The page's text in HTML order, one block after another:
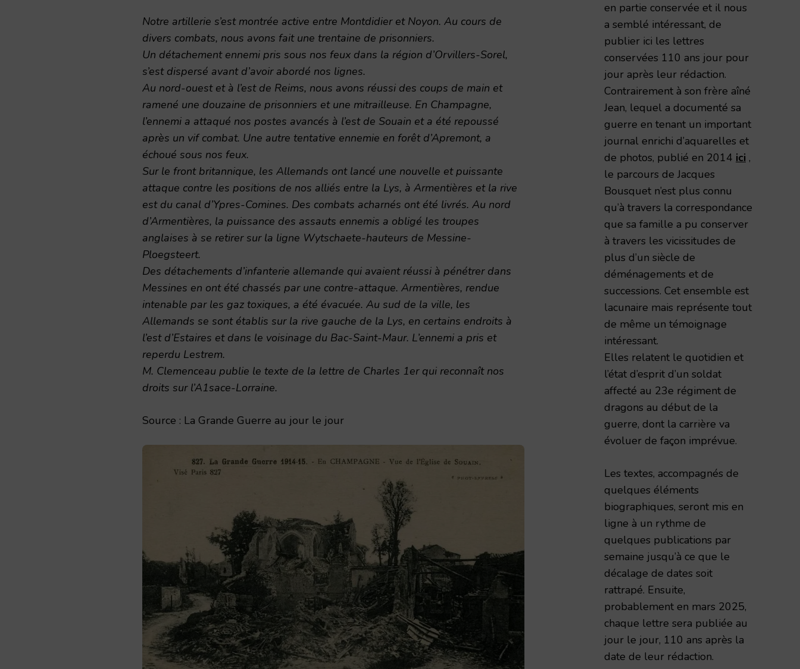
Notre artillerie s’est montrée active entre Montdidier et Noyon. Au cours de
divers combats, nous avons fait une trentaine de prisonniers.
Un détachement ennemi pris sous nos feux dans la région d’Orvillers-Sorel,
s’est dispersé avant d’avoir abordé nos lignes.
Au nord-ouest et à l’est de Reims, nous avons réussi des coups de main et
ramené une douzaine de prisonniers et une mitrailleuse. En Champagne,
l’ennemi a attaqué nos postes avancés à l’est de Souain et a été repoussé
après un vif combat. Une autre tentative ennemie en forêt d’Apremont, a
échoué sous nos feux.
Sur le front britannique, les Allemands ont lancé une nouvelle et puissante
attaque contre les positions de nos alliés entre la Lys, à Armentières et la rive
est du canal d’Ypres-Comines. Des combats acharnés ont été livrés. Au nord
d’Armentières, la puissance des assauts ennemis a obligé les troupes
anglaises à se retirer sur la ligne Wytschaete-hauteurs de Messine-
Ploegsteert.
Des détachements d’infanterie allemande qui avaient réussi à pénétrer dans
Messines en ont été chassés par une contre-attaque. Armentières, rendue
intenable par les gaz toxiques, a été évacuée. Au sud de la ville, les
Allemands se sont établis sur la rive gauche de la Lys, en certains endroits à
l’est d’Estaires et dans le voisinage du Bac-Saint-Maur. L’ennemi a pris et
reperdu Lestrem.
M. Clemenceau publie le texte de la lettre de Charles 1er qui reconnaît nos
droits sur l’A1sace-Lorraine.
Source : La Grande Guerre au jour le jour
en partie conservée et il nous
a semblé intéressant, de
publier ici les lettres
conservées 110 ans jour pour
jour après leur rédaction.
Contrairement à son frère aîné
Jean, lequel a documenté sa
guerre en tenant un important
journal enrichi d’aquarelles et
de photos, publié en 2014 ici ,
le parcours de Jacques
Bousquet n’est plus connu
qu’à travers la correspondance
que sa famille a pu conserver
à travers les vicissitudes de
plus d’un siècle de
déménagements et de
successions. Cet ensemble est
lacunaire mais représente tout
de même un témoignage
intéressant.
Elles relatent le quotidien et
l’état d’esprit d’un soldat
affecté au 23e régiment de
dragons au début de la
guerre, dont la carrière va
évoluer de façon imprévue.
Les textes, accompagnés de
quelques éléments
biographiques, seront mis en
ligne à un rythme de
quelques publications par
semaine jusqu’à ce que le
décalage de dates soit
rattrapé. Ensuite,
probablement en mars 2025,
chaque lettre sera publiée au
jour le jour, 110 ans après la
date de leur rédaction.